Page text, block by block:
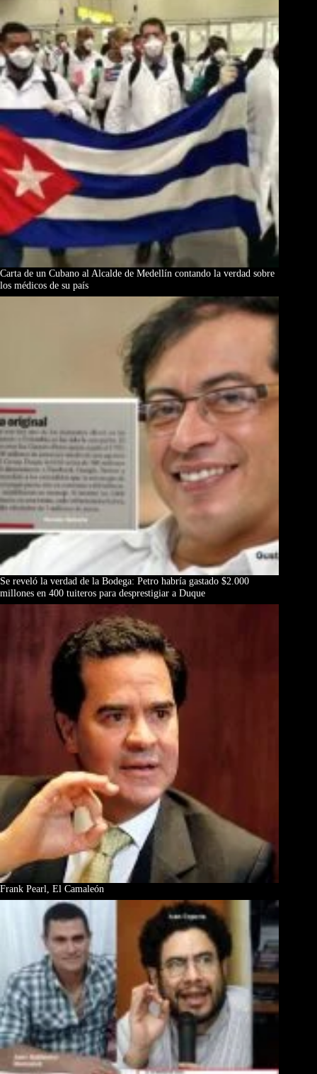
Carta de un Cubano al Alcalde de Medellín contando la verdad sobre
los médicos de su país
Se reveló la verdad de la Bodega: Petro habría gastado $2.000
millones en 400 tuiteros para desprestigiar a Duque
Frank Pearl, El Camaleón